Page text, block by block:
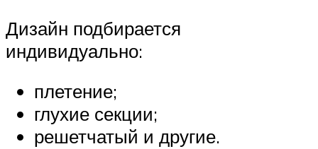
Дизайн подбирается
индивидуально:
плетение;
глухие секции;
решетчатый и другие.